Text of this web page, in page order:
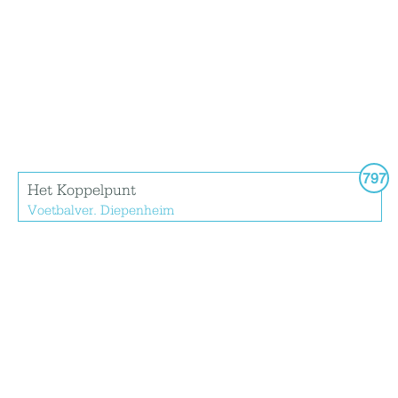
797
Het Koppelpunt
Voetbalver. Diepenheim